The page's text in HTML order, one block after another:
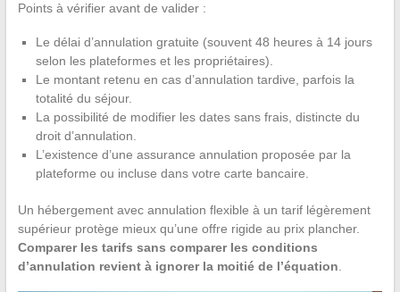
Points à vérifier avant de valider :
Le délai d’annulation gratuite (souvent 48 heures à 14 jours
selon les plateformes et les propriétaires).
Le montant retenu en cas d’annulation tardive, parfois la
totalité du séjour.
La possibilité de modifier les dates sans frais, distincte du
droit d’annulation.
L’existence d’une assurance annulation proposée par la
plateforme ou incluse dans votre carte bancaire.
Un hébergement avec annulation flexible à un tarif légèrement
supérieur protège mieux qu’une offre rigide au prix plancher.
Comparer les tarifs sans comparer les conditions
d’annulation revient à ignorer la moitié de l’équation.